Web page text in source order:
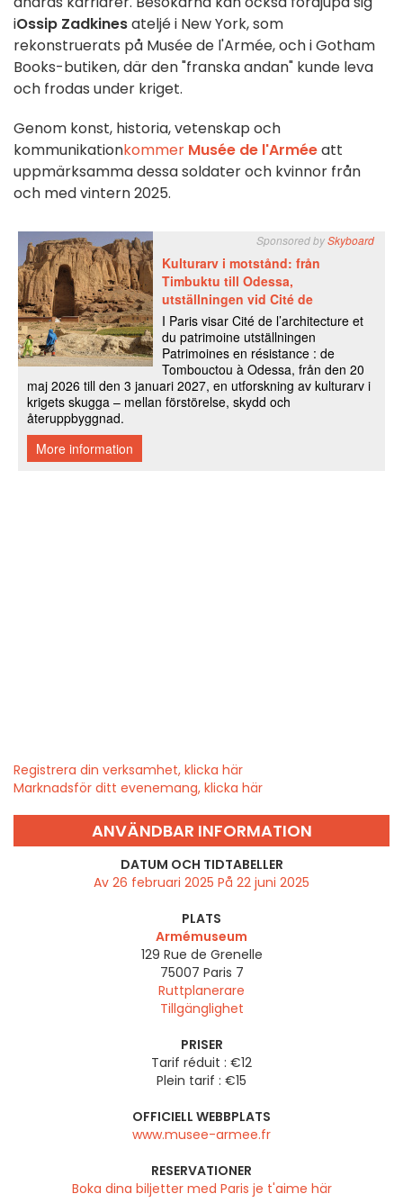
iOssip Zadkinesateljé i New York, som
rekonstruerats på Musée de l'Armée, och i Gotham
Books-butiken, där den "franska andan" kunde leva
och frodas under kriget.
Genom konst, historia, vetenskap och
kommunikationkommer Musée de l'Arméeatt
uppmärksamma dessa soldater och kvinnor från
och med vintern 2025.
Registrera din verksamhet, klicka här
Marknadsför ditt evenemang, klicka här
ANVÄNDBAR INFORMATION
DATUM OCH TIDTABELLER
Av 26 februari 2025 På 22 juni 2025
PLATS
Armémuseum
129 Rue de Grenelle
75007 Paris 7
Ruttplanerare
Tillgänglighet
PRISER
Tarif réduit : €12
Plein tarif : €15
OFFICIELL WEBBPLATS
www.musee-armee.fr
RESERVATIONER
Boka dina biljetter med Paris je t'aime här